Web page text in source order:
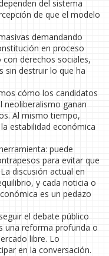
del sistema
de que el modelo
demandando
en proceso
derechos sociales,
sin destruir lo que ha
cómo los candidatos
neoliberalismo ganan
Al mismo tiempo,
estabilidad económica
puede
para evitar que
discusión actual en
y cada noticia o
es un pedazo
el debate público
una reforma profunda o
libre. Lo
en la conversación.